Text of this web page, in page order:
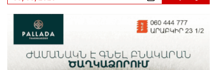
3 ժամ առաջ
Կեղծ էջով քաղաքացիներին առաջարկվում է
մասնակցել խաղարկության․ զգուշացում
3 ժամ առաջ